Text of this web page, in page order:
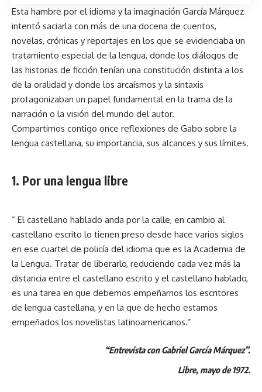
Esta hambre por el idioma y la imaginación García Márquez
intentó saciarla con más de una docena de cuentos,
novelas, crónicas y reportajes en los que se evidenciaba un
tratamiento especial de la lengua, donde los diálogos de
las historias de ficción tenían una constitución distinta a los
de la oralidad y donde los arcaísmos y la sintaxis
protagonizaban un papel fundamental en la trama de la
narración o la visión del mundo del autor.
Compartimos contigo once reflexiones de Gabo sobre la
lengua castellana, su importancia, sus alcances y sus límites.
1. Por una lengua libre
” El castellano hablado anda por la calle, en cambio al
castellano escrito lo tienen preso desde hace varios siglos
en ese cuartel de policía del idioma que es la Academia de
la Lengua. Tratar de liberarlo, reduciendo cada vez más la
distancia entre el castellano escrito y el castellano hablado,
es una tarea en que debemos empeñarnos los escritores
de lengua castellana, y en la que de hecho estamos
empeñados los novelistas latinoamericanos.”
“Entrevista con Gabriel García Márquez”.
Libre, mayo de 1972.